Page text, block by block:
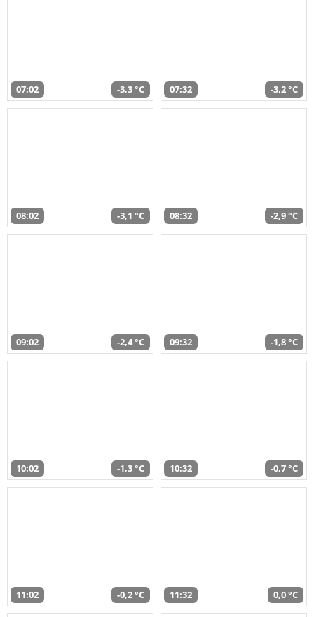
07:02 -3,3 °C 07:32 -3,2 °C
08:02 -3,1 °C 08:32 -2,9 °C
09:02 -2,4 °C 09:32 -1,8 °C
10:02 -1,3 °C 10:32 -0,7 °C
11:02 -0,2 °C 11:32 0,0 °C